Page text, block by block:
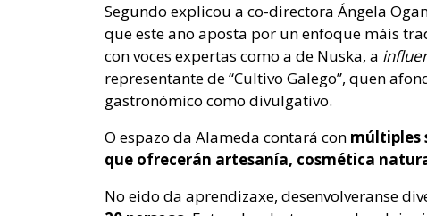
Segundo explicou a co-directora Ángela
que este ano aposta por un enfoque máis
con voces expertas como a de Nuska, a
representante de “Cultivo Galego”, quen
gastronómico como divulgativo.
O espazo da Alameda contará con múltiples
que ofrecerán artesanía, cosmética
No eido da aprendizaxe, desenvolveranse